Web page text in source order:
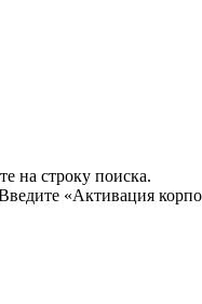
на строку поиска.
«Активация